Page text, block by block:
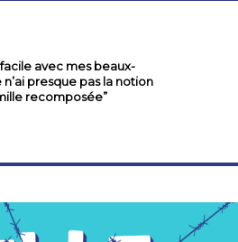
facile avec mes beaux-
presque pas la notion
recomposée”